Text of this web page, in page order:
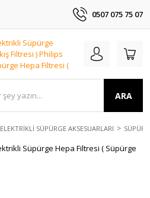
0507 075 75 07
ARA
ELEKTRİKLİ SÜPÜRGE AKSESUARLARI